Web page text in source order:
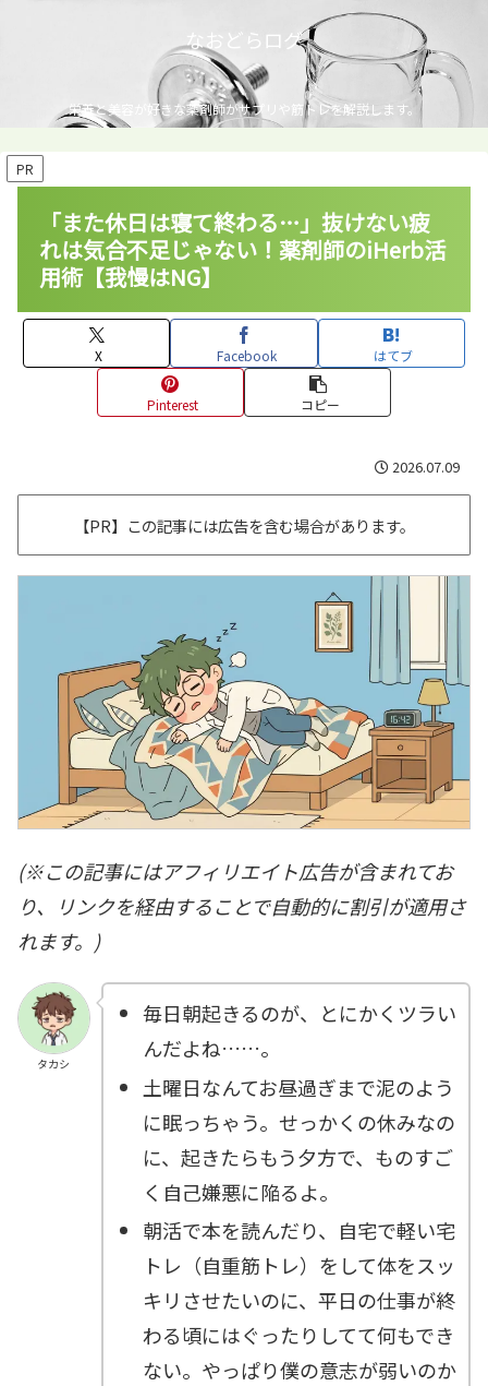
なおどらログ
栄養と美容が好きな薬剤師がサプリや筋トレを解説します。
PR
「また休日は寝て終わる…」抜けない疲
れは気合不足じゃない！薬剤師のiHerb活
用術【我慢はNG】
X Facebook はてブ
Pinterest コピー
2026.07.09
【PR】この記事には広告を含む場合があります。
(※この記事にはアフィリエイト広告が含まれてお
り、リンクを経由することで自動的に割引が適用さ
れます。)
タカシ
毎日朝起きるのが、とにかくツラい
んだよね……。
土曜日なんてお昼過ぎまで泥のよう
に眠っちゃう。せっかくの休みなの
に、起きたらもう夕方で、ものすご
く自己嫌悪に陥るよ。
朝活で本を読んだり、自宅で軽い宅
トレ（自重筋トレ）をして体をスッ
キリさせたいのに、平日の仕事が終
わる頃にはぐったりしてて何もでき
ない。やっぱり僕の意志が弱いのか